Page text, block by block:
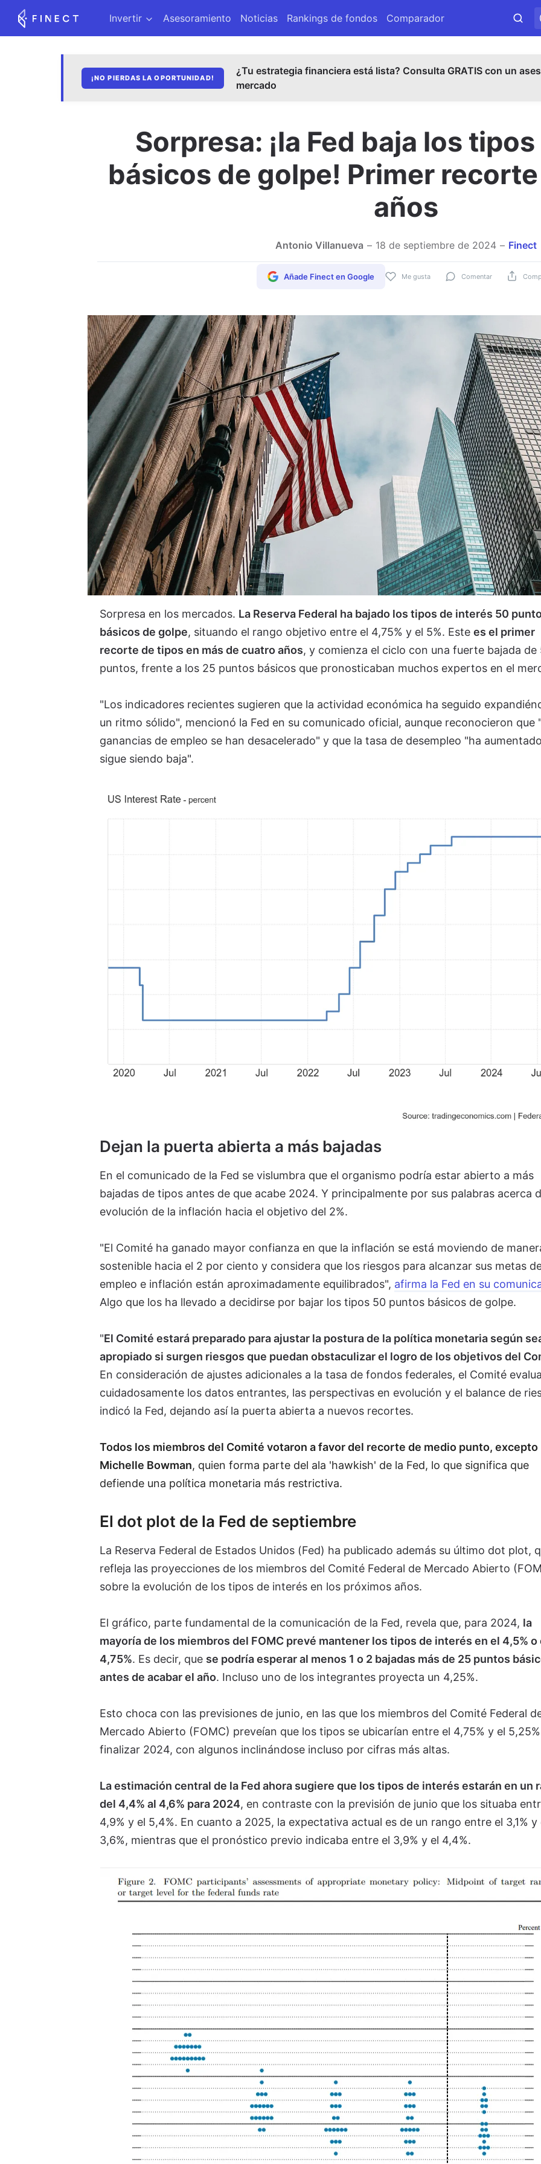
Invertir Asesoramiento Noticias Rankings de fondos Comparador
¡NO PIERDAS LA OPORTUNIDAD!
¿Tu estrategia financiera está lista? Consulta GRATIS con un
mercado
Sorpresa: ¡la Fed baja los
básicos de golpe! Primer
años
Antonio Villanueva 18 de septiembre de 2024 Finect
Me gusta Comentar
Añade Finect en Google
Sorpresa en los mercados. La Reserva Federal ha bajado los tipos de interés 50
básicos de golpe, situando el rango objetivo entre el 4,75% y el 5%. Este es el primer
recorte de tipos en más de cuatro años, y comienza el ciclo con una fuerte bajada de
puntos, frente a los 25 puntos básicos que pronosticaban muchos expertos en el
"Los indicadores recientes sugieren que la actividad económica ha seguido
un ritmo sólido", mencionó la Fed en su comunicado oficial, aunque reconocieron que
ganancias de empleo se han desacelerado" y que la tasa de desempleo "ha
sigue siendo baja".
Dejan la puerta abierta a más bajadas
En el comunicado de la Fed se vislumbra que el organismo podría estar abierto a más
bajadas de tipos antes de que acabe 2024. Y principalmente por sus palabras acerca
evolución de la inflación hacia el objetivo del 2%.
"El Comité ha ganado mayor confianza en que la inflación se está moviendo de
sostenible hacia el 2 por ciento y considera que los riesgos para alcanzar sus metas
empleo e inflación están aproximadamente equilibrados", afirma la Fed en su
Algo que los ha llevado a decidirse por bajar los tipos 50 puntos básicos de golpe.
"El Comité estará preparado para ajustar la postura de la política monetaria según
apropiado si surgen riesgos que puedan obstaculizar el logro de los objetivos del
En consideración de ajustes adicionales a la tasa de fondos federales, el Comité
cuidadosamente los datos entrantes, las perspectivas en evolución y el balance de
indicó la Fed, dejando así la puerta abierta a nuevos recortes.
Todos los miembros del Comité votaron a favor del recorte de medio punto, excepto
Michelle Bowman, quien forma parte del ala 'hawkish' de la Fed, lo que significa que
defiende una política monetaria más restrictiva.
El dot plot de la Fed de septiembre
La Reserva Federal de Estados Unidos (Fed) ha publicado además su último dot plot,
refleja las proyecciones de los miembros del Comité Federal de Mercado Abierto
sobre la evolución de los tipos de interés en los próximos años.
El gráfico, parte fundamental de la comunicación de la Fed, revela que, para 2024, la
mayoría de los miembros del FOMC prevé mantener los tipos de interés en el 4,5% o
4,75%. Es decir, que se podría esperar al menos 1 o 2 bajadas más de 25 puntos
antes de acabar el año. Incluso uno de los integrantes proyecta un 4,25%.
Esto choca con las previsiones de junio, en las que los miembros del Comité Federal
Mercado Abierto (FOMC) preveían que los tipos se ubicarían entre el 4,75% y el
finalizar 2024, con algunos inclinándose incluso por cifras más altas.
La estimación central de la Fed ahora sugiere que los tipos de interés estarán en un
del 4,4% al 4,6% para 2024, en contraste con la previsión de junio que los situaba
4,9% y el 5,4%. En cuanto a 2025, la expectativa actual es de un rango entre el 3,1% y
3,6%, mientras que el pronóstico previo indicaba entre el 3,9% y el 4,4%.